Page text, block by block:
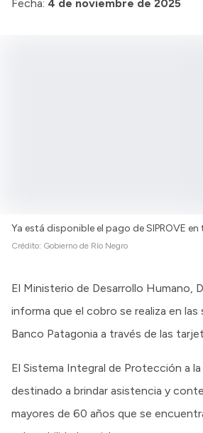
Consulta de pago a proveedores
Fecha: 4 de noviembre de 2025
Ya está disponible el pago de SIPROVE
Crédito: Gobierno de Río Negro
El Ministerio de Desarrollo Humano,
informa que el cobro se realiza en las
Banco Patagonia a través de las
El Sistema Integral de Protección a
destinado a brindar asistencia y
mayores de 60 años que se